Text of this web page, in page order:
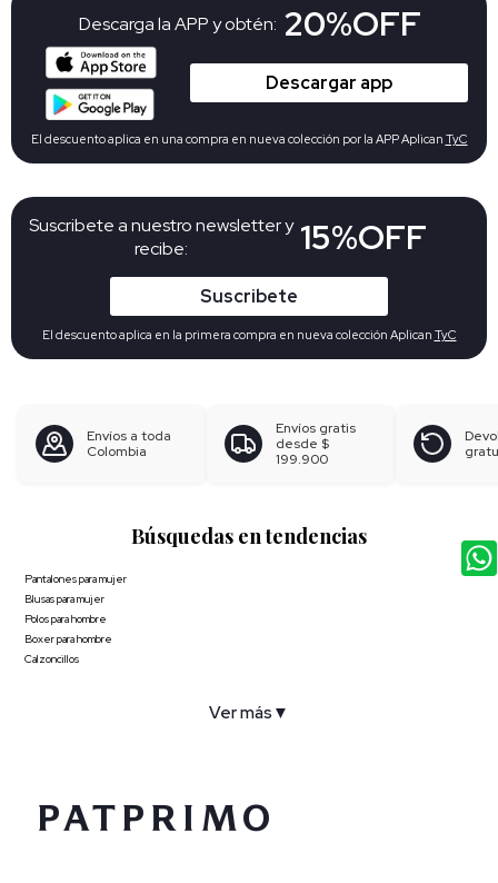
Suscribete a nuestro newsletter y
recibe:
15%OFF
Suscribete
El descuento aplica en la primera compra en nueva colección Aplican TyC
Descarga la APP y obtén: 20%OFF
Descargar app
El descuento aplica en una compra en nueva colección por la APP Aplican TyC
Envíos a toda
Colombia
Envíos gratis
desde $
199.900
Búsquedas en tendencias
Pantalones para mujer
Blusas para mujer
Polos para hombre
Boxer para hombre
Calzoncillos
Ver más ▼